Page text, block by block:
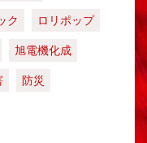
ク
ロリポップ
旭電機化成
防災